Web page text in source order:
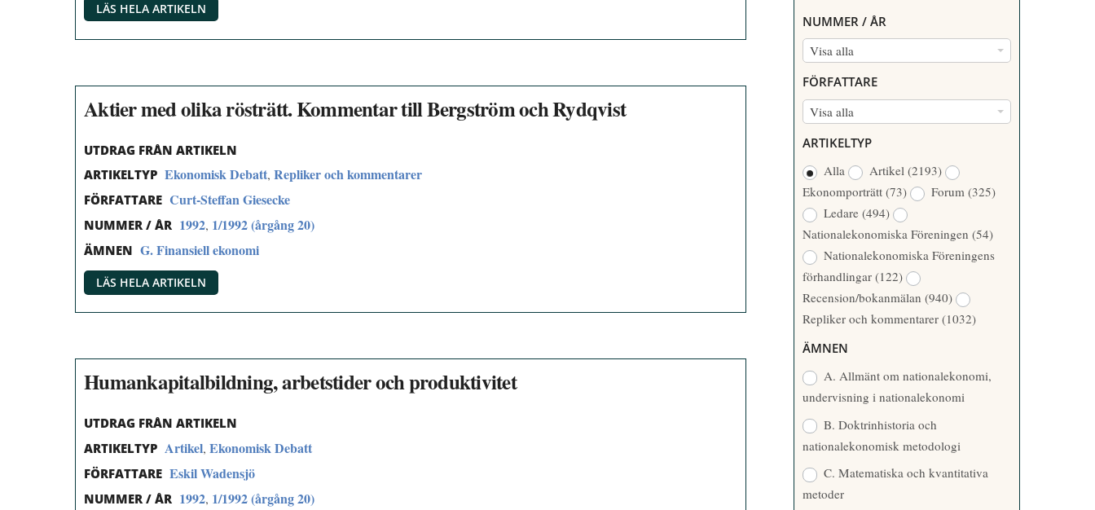
LÄS HELA ARTIKELN
Aktier med olika rösträtt. Kommentar till Bergström och Rydqvist
UTDRAG FRÅN ARTIKELN
ARTIKELTYP Ekonomisk Debatt, Repliker och kommentarer
FÖRFATTARE Curt-Steffan Giesecke
NUMMER / ÅR 1992, 1/1992 (årgång 20)
ÄMNEN G. Finansiell ekonomi
LÄS HELA ARTIKELN
Humankapitalbildning, arbetstider och produktivitet
UTDRAG FRÅN ARTIKELN
ARTIKELTYP Artikel, Ekonomisk Debatt
FÖRFATTARE Eskil Wadensjö
NUMMER / ÅR 1992, 1/1992 (årgång 20)
NUMMER / ÅR
Visa alla
N
M
M
/
Å
R
FÖRFATTARE
Visa alla
R
F
A
T
T
A
R
E
ARTIKELTYP
Alla
Artikel (2193)
Ekonomporträtt (73) Forum (325)
Ledare (494)
Nationalekonomiska Föreningen (54)
Nationalekonomiska Föreningens
förhandlingar (122)
Recension/bokanmälan (940)
Repliker och kommentarer (1032)
ÄMNEN
A. Allmänt om nationalekonomi,
undervisning i nationalekonomi
B. Doktrinhistoria och
nationalekonomisk metodologi
C. Matematiska och kvantitativa
metoder